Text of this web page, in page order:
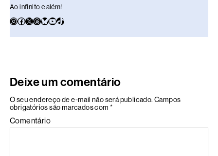
Ao infinito e além!
Deixe um comentário
O seu endereço de e-mail não será publicado. Campos
obrigatórios são marcados com *
Comentário